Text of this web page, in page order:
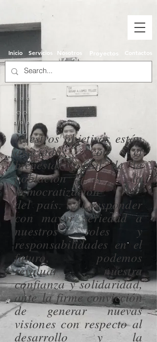
Inicio Servicios Nosotros Proyectos Contactos
Nuestros objetivos están
asociados con el
bienestar social de la
población y la
democratización
del país.Al responder
con mayor seriedad a
nuestros roles y
responsabilidades en el
futuro, podemos
revaluar nuestra
confianza y solidaridad,
ante la firme convicción
de generar nuevas
visiones con respecto al
desarrollo y la